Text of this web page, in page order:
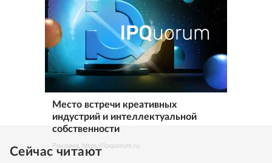
Место встречи креативных
индустрий и интеллектуальной
собственности
Реклама. https://ipquorum.ru
Сейчас читают